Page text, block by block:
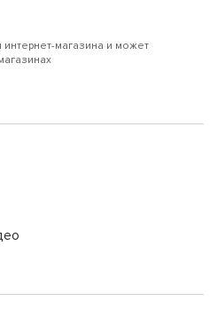
интернет-магазина и может